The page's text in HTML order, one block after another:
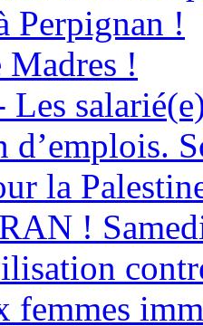
Perpignan !
!
Les
d’emplois.
la
!
femmes